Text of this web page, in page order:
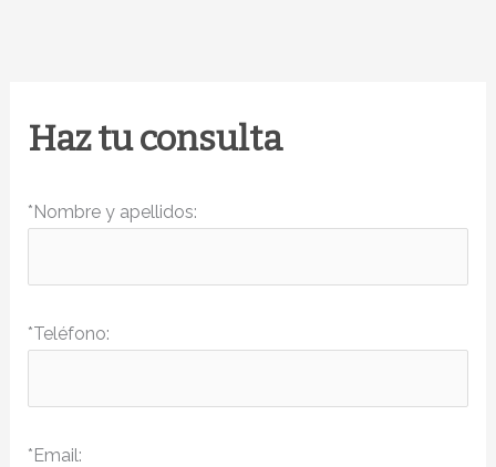
en
parto
Haz tu consulta
*Nombre y apellidos:
*Teléfono:
*Email: